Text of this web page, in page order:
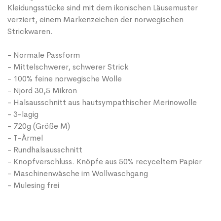
Kleidungsstücke sind mit dem ikonischen Läusemuster
verziert, einem Markenzeichen der norwegischen
Strickwaren.
- Normale Passform
- Mittelschwerer, schwerer Strick
- 100% feine norwegische Wolle
- Njord 30,5 Mikron
- Halsausschnitt aus hautsympathischer Merinowolle
- 3-lagig
- 720g (Größe M)
- T-Ärmel
- Rundhalsausschnitt
- Knopfverschluss. Knöpfe aus 50% recyceltem Papier
- Maschinenwäsche im Wollwaschgang
- Mulesing frei